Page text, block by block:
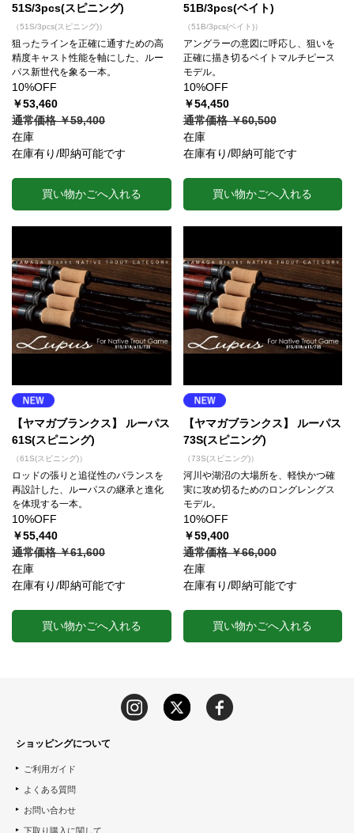
51S/3pcs(スピニング)
（51S/3pcs(スピニング)）
狙ったラインを正確に通すための高
精度キャスト性能を軸にした、ルー
パス新世代を象る一本。
10%OFF
￥53,460
通常価格 ￥59,400
在庫
在庫有り/即納可能です
買い物かごへ入れる
51B/3pcs(ベイト)
（51B/3pcs(ベイト)）
アングラーの意図に呼応し、狙いを
正確に描き切るベイトマルチピース
モデル。
10%OFF
￥54,450
通常価格 ￥60,500
在庫
在庫有り/即納可能です
買い物かごへ入れる
【ヤマガブランクス】 ルーパス
61S(スピニング)
（61S(スピニング)）
ロッドの張りと追従性のバランスを
再設計した、ルーパスの継承と進化
を体現する一本。
10%OFF
￥55,440
通常価格 ￥61,600
在庫
在庫有り/即納可能です
買い物かごへ入れる
【ヤマガブランクス】 ルーパス
73S(スピニング)
（73S(スピニング)）
河川や湖沼の大場所を、軽快かつ確
実に攻め切るためのロングレングス
モデル。
10%OFF
￥59,400
通常価格 ￥66,000
在庫
在庫有り/即納可能です
買い物かごへ入れる
ショッピングについて
ご利用ガイド
よくある質問
お問い合わせ
下取り購入に関して